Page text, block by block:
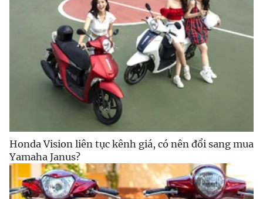
Honda Vision liên tục kênh giá, có nên đổi sang mua
Yamaha Janus?